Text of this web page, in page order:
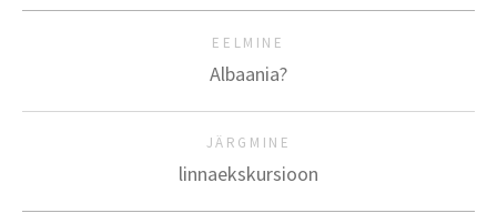
EELMINE
Albaania?
JÄRGMINE
linnaekskursioon